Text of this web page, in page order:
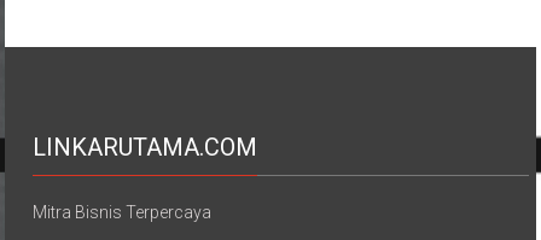
LINKARUTAMA.COM
Mitra Bisnis Terpercaya